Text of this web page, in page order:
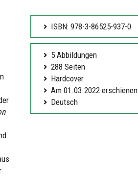
ISBN: 978-3-86525-937-0
5 Abbildungen
288 Seiten
Hardcover
Am 01.03.2022 erschienen
Deutsch